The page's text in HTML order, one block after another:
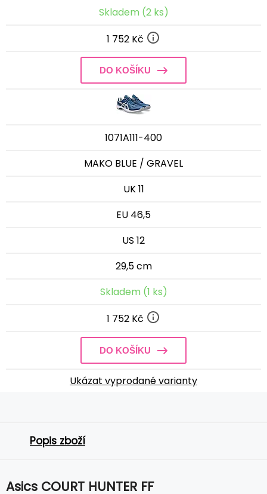
Skladem (2 ks)
1 752 Kč
DO KOŠÍKU
1071A111-400
MAKO BLUE / GRAVEL
UK 11
EU 46,5
US 12
29,5 cm
Skladem (1 ks)
1 752 Kč
DO KOŠÍKU
Ukázat vyprodané varianty
Popis zboží
Asics COURT HUNTER FF